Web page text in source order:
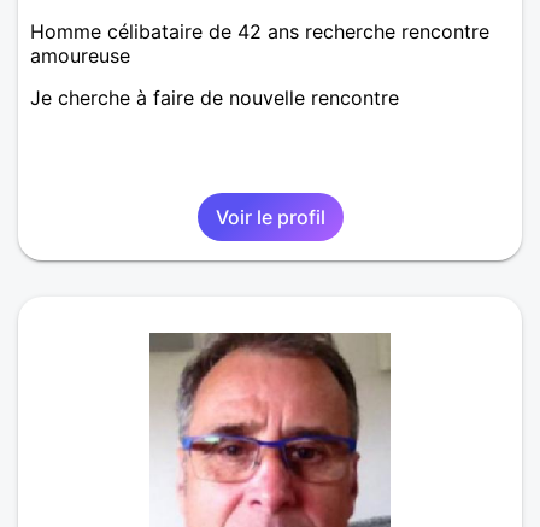
Homme célibataire de 42 ans recherche rencontre
amoureuse
Je cherche à faire de nouvelle rencontre
Voir le profil